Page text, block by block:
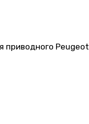
приводного Peugeot